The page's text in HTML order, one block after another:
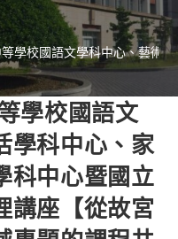
學校國語文學科中心、藝術
學校國語文
學科中心、家
科中心暨國立
講座【從故宮